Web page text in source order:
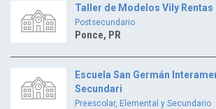
Taller de Modelos Vily Rentas
Postsecundario
Ponce, PR
Escuela San Germán
Secundari
Preescolar, Elemental y Secundario